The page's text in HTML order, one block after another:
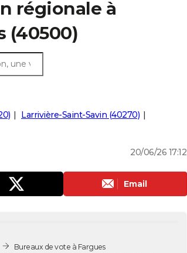
régionale à
(40500)
Larrivière-Saint-Savin (40270)
20/06/26 17:12
Email
Bureaux de vote à Fargues